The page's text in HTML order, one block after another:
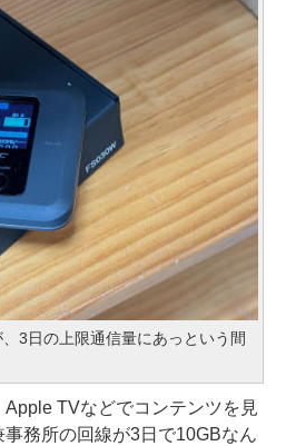
3日の上限通信量にあっという間
TVなどでコンテンツを見
務所の回線が3日で10GBなん